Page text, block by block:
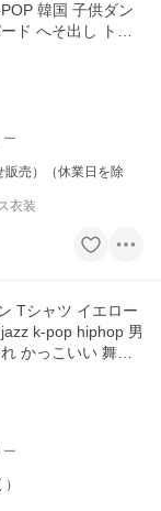
韓国 子供ダン
ド へそ出し トッ
ー
販売）（休業日を除
衣装
Tシャツ イエロー
k-pop hiphop 男
かっこいい 舞台
ー